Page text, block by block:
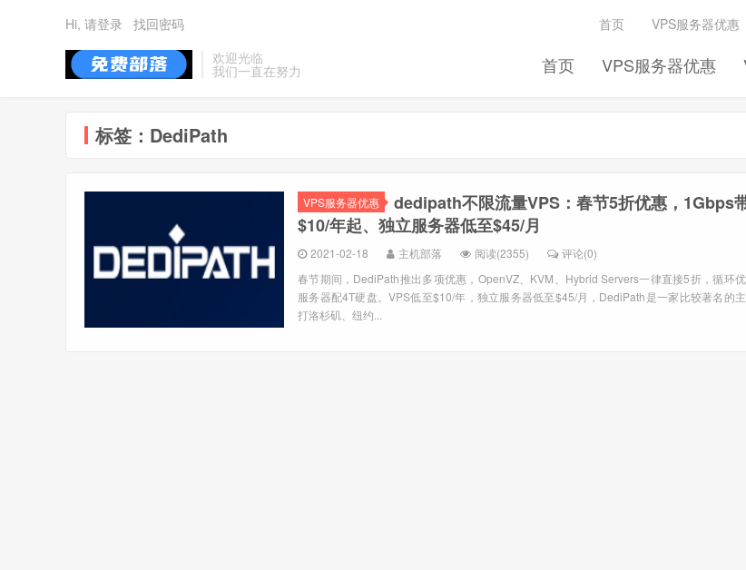
欢迎光临
我们一直在努力 首页 VPS服务器优惠
首页 VPS服务器优惠
Hi, 请登录 找回密码
标签：DediPath
VPS服务器优惠
dedipath不限流量VPS：春节5折优惠，1Gbps
$10/年起、独立服务器低至$45/月
2021-02-18 主机部落 阅读(2355)
评论(0)
春节期间，DediPath推出多项优惠，OpenVZ、KVM、Hybrid Servers一律直接5折，循环
服务器配4T硬盘。VPS低至$10/年，独立服务器低至$45/月，DediPath是一家比较著名的
打洛杉矶、纽约...